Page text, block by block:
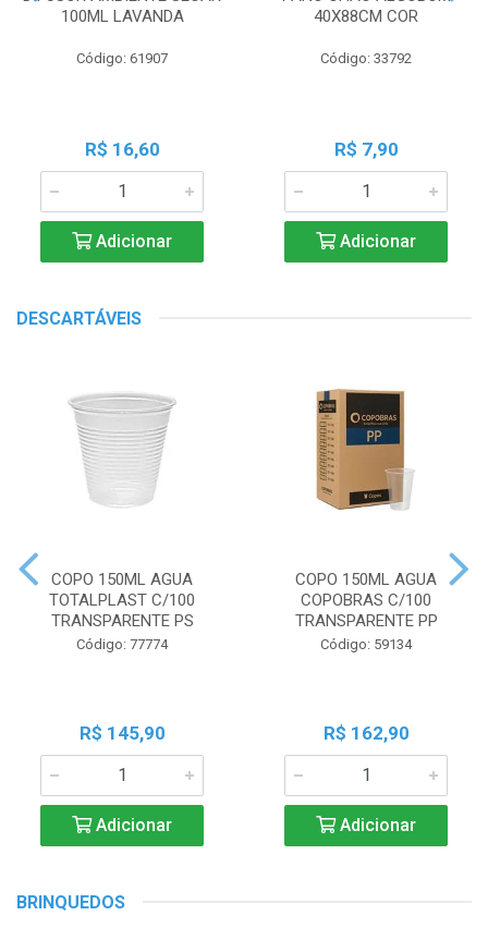
100ML LAVANDA
Código: 61907
R$ 16,60
Adicionar
40X88CM COR
Código: 33792
R$ 7,90
Adicionar
DESCARTÁVEIS
COPO 150ML AGUA
TOTALPLAST C/100
TRANSPARENTE PS
Código: 77774
R$ 145,90
Adicionar
COPO 150ML AGUA
COPOBRAS C/100
TRANSPARENTE PP
Código: 59134
R$ 162,90
Adicionar
BRINQUEDOS